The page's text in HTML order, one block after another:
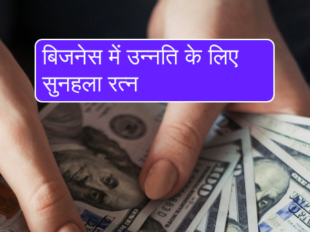
बिजनेस में उन्नति के लिए
सुनहला रत्न